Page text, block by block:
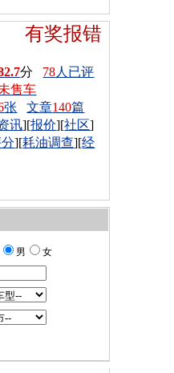
有奖报错
分 78人已评
售车
张 文章140篇
讯][报价][社区]
][耗油调查][经
男
女